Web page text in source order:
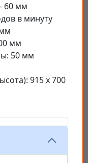
60 мм
в минуту
мм
50 мм
915 x 700